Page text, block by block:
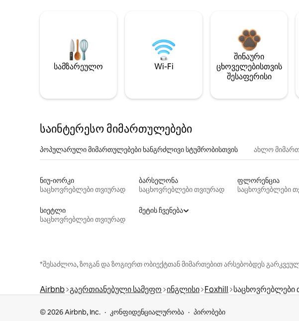
სამზარეულო Wi-Fi
შინაური
ცხოველებისთვის
შესაფერისი
საინტერესო მიმართულებები
პოპულარული მიმართულებები ხანგრძლივი სტუმრობისთვის ახლო
ნიუ-იორკი
საცხოვრებლები თვიურად
ბარსელონა
საცხოვრებლები თვიურად
ფლორენცია
საცხოვრებლები
სიეტლი
საცხოვრებლები თვიურად
მეტის ჩვენება
*შესაძლოა, ზოგან და ზოგიერთ ობიექტთან მიმართებით არსებობდეს
Airbnb გაერთიანებული სამეფო ინგლისი Foxhill საცხოვრებლები
© 2026 Airbnb, Inc. კონფიდენციალურობა პირობები